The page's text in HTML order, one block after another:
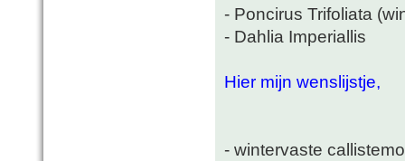
- Poncirus Trifoliata
- Dahlia Imperiallis
Hier mijn wenslijstje,
- wintervaste